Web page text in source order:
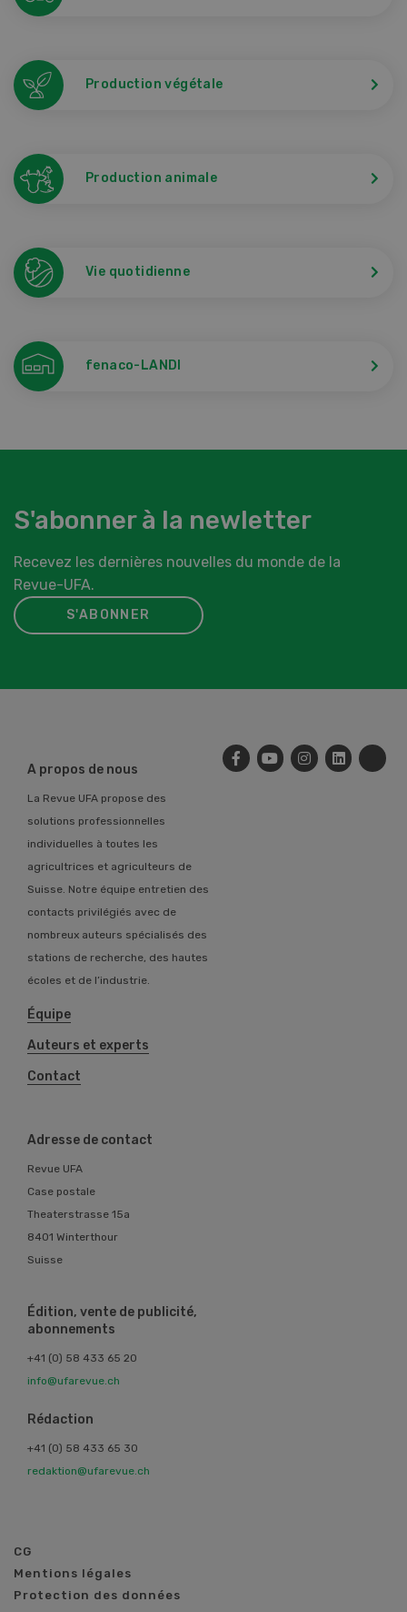
Production végétale
Production animale
Vie quotidienne
fenaco-LANDI
S'abonner à la newletter
Recevez les dernières nouvelles du monde de la
Revue-UFA.
S'ABONNER
A propos de nous
La Revue UFA propose des
solutions professionnelles
individuelles à toutes les
agricultrices et agriculteurs de
Suisse. Notre équipe entretien des
contacts privilégiés avec de
nombreux auteurs spécialisés des
stations de recherche, des hautes
écoles et de l’industrie.
Équipe
Auteurs et experts
Contact
Adresse de contact
Revue UFA
Case postale
Theaterstrasse 15a
8401 Winterthour
Suisse
Édition, vente de publicité,
abonnements
+41 (0) 58 433 65 20
info@ufarevue.ch
Rédaction
+41 (0) 58 433 65 30
redaktion@ufarevue.ch
CG
Mentions légales
Protection des données